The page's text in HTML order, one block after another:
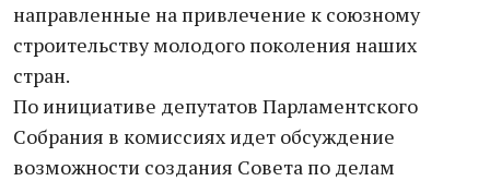
направленные на привлечение к союзному
строительству молодого поколения наших
стран.
По инициативе депутатов Парламентского
Собрания в комиссиях идет обсуждение
возможности создания Совета по делам